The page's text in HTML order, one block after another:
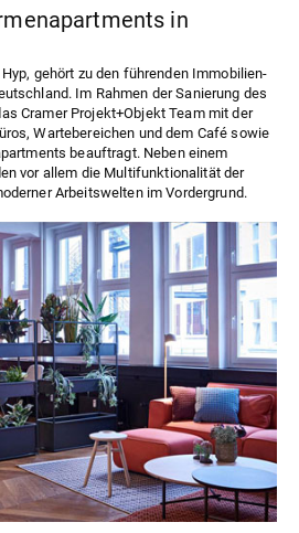
in
gehört zu den führenden Immobilien-
Im Rahmen der Sanierung des
Cramer Projekt+Objekt Team mit der
Wartebereichen und dem Café sowie
beauftragt. Neben einem
vor allem die Multifunktionalität der
Arbeitswelten im Vordergrund.